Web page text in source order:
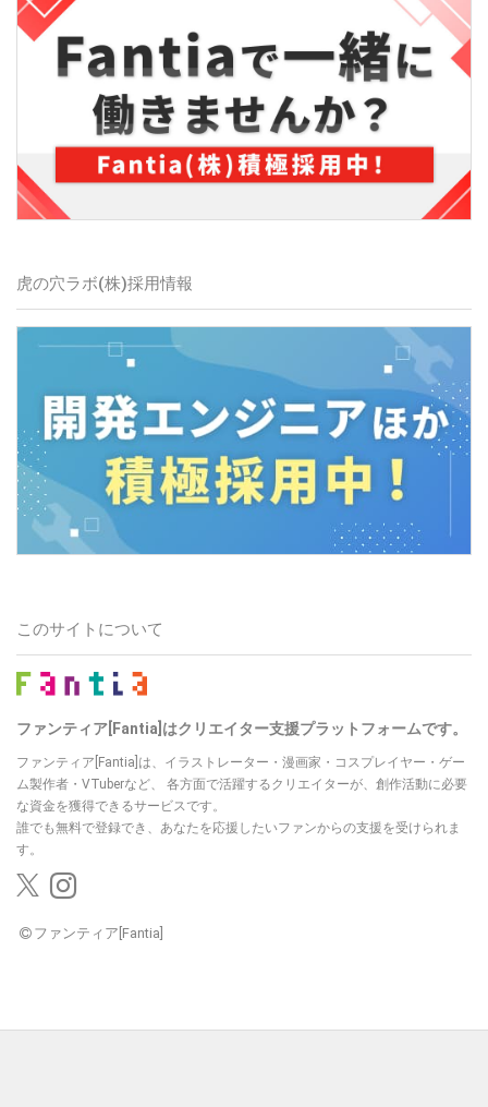
虎の穴ラボ(株)採用情報
このサイトについて
ファンティア[Fantia]はクリエイター支援プラットフォームです。
ファンティア[Fantia]は、イラストレーター・漫画家・コスプレイヤー・ゲー
ム製作者・VTuberなど、
各方面で活躍するクリエイターが、創作活動に必要
な資金を獲得できるサービスです。
誰でも無料で登録でき、あなたを応援したいファンからの支援を受けられま
す。
ファンティア[Fantia]